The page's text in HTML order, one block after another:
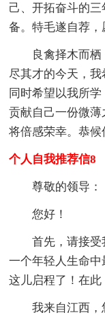
己、开拓奋斗的
备。特毛遂自荐，
良禽择木而
尽其才的今天，我
同时希望以我所
贡献自己一份微
将倍感荣幸。恭候
个人自我推荐信8
尊敬的领导：
您好！
首先，请接
一个年轻人生命
这儿启程了！在此
我来自江西